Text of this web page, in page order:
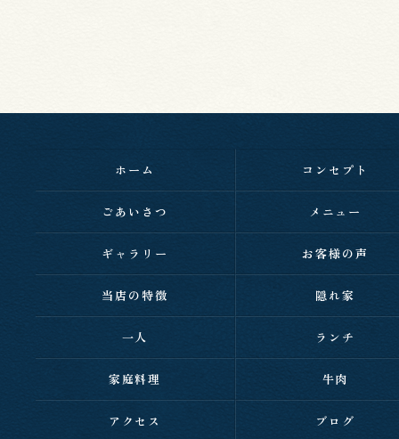
ホーム コンセプト
ごあいさつ メニュー
ギャラリー お客様の声
当店の特徴 隠れ家
一人 ランチ
家庭料理 牛肉
アクセス ブログ